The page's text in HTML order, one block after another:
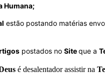
Humana;
estão postando matérias
postados no Siteque a
é desalentador assistir na